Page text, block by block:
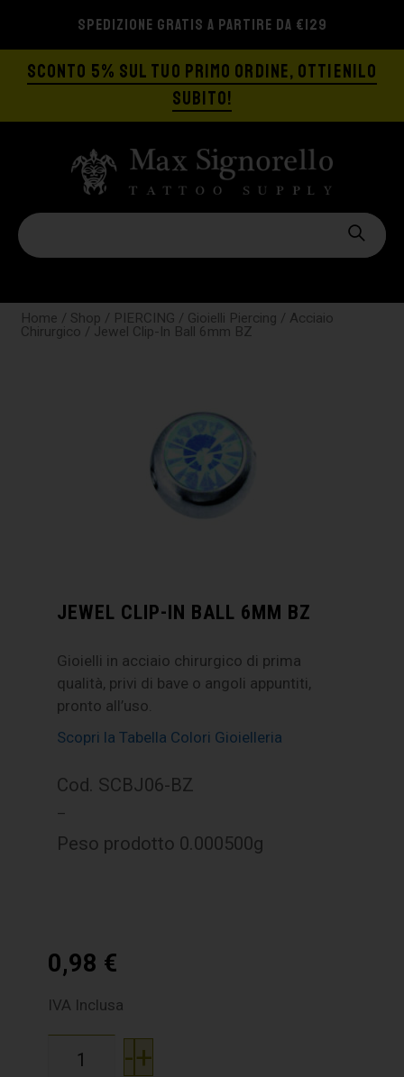
SPEDIZIONE GRATIS A PARTIRE DA €129
SCONTO 5% SUL TUO PRIMO ORDINE, OTTIENILO
SUBITO!
Home / Shop / PIERCING / Gioielli Piercing / Acciaio
Chirurgico / Jewel Clip-In Ball 6mm BZ
JEWEL CLIP-IN BALL 6MM BZ
Gioielli in acciaio chirurgico di prima
qualità, privi di bave o angoli appuntiti,
pronto all’uso.
Scopri la Tabella Colori Gioielleria
Cod. SCBJ06-BZ
–
Peso prodotto 0.000500g
0,98 €
IVA Inclusa
-+